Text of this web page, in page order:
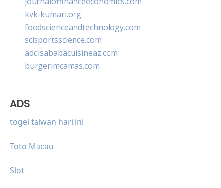
kvk-kumari.org
foodscienceandtechnology.com
scisportsscience.com
addisababacuisineaz.com
burgerimcamas.com
ADS
togel taiwan hari ini
Toto Macau
Slot